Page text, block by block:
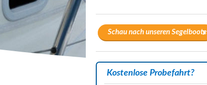
Schau nach unseren Segelboote
Kostenlose Probefahrt?